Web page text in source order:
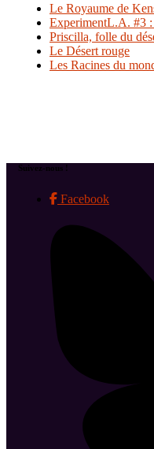
Le Royaume de
ExperimentL.A. #3 :
Priscilla, folle du
Le Désert rouge
Les Racines du
Suivez-nous !
Facebook